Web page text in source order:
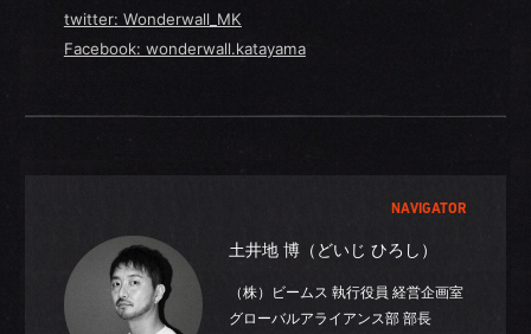
twitter: Wonderwall_MK
Facebook: wonderwall.katayama
NAVIGATOR
土井地 博（どいじ ひろし）
（株）ビームス 執行役員 経営企画室
グローバルアライアンス部 部長